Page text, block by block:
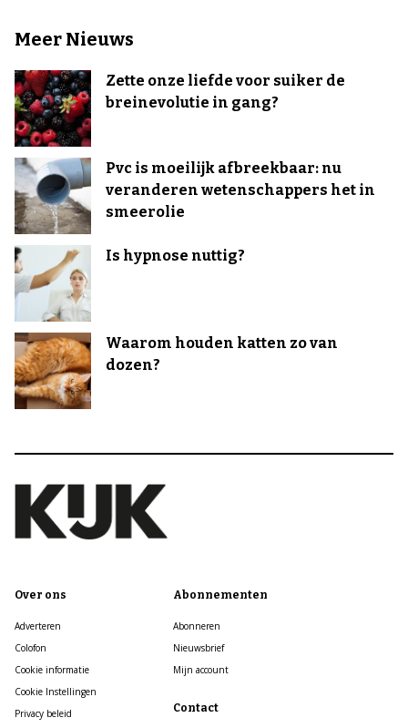
Meer Nieuws
Zette onze liefde voor suiker de
breinevolutie in gang?
Pvc is moeilijk afbreekbaar: nu
veranderen wetenschappers het in
smeerolie
Is hypnose nuttig?
Waarom houden katten zo van
dozen?
Over ons
Adverteren
Colofon
Cookie informatie
Cookie Instellingen
Privacy beleid
Abonnementen
Abonneren
Nieuwsbrief
Mijn account
Contact